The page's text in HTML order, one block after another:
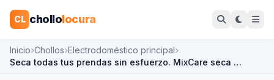
CL chollolocura
Inicio Chollos Electrodoméstico principal
Seca todas tus prendas sin esfuerzo. MixCare seca …